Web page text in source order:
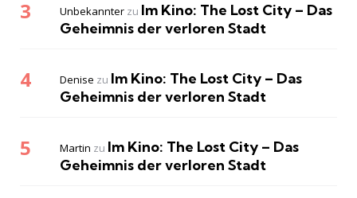
Unbekannter zu Im Kino: The Lost City – Das
Geheimnis der verloren Stadt
Denise zu Im Kino: The Lost City – Das
Geheimnis der verloren Stadt
Martin zu Im Kino: The Lost City – Das
Geheimnis der verloren Stadt